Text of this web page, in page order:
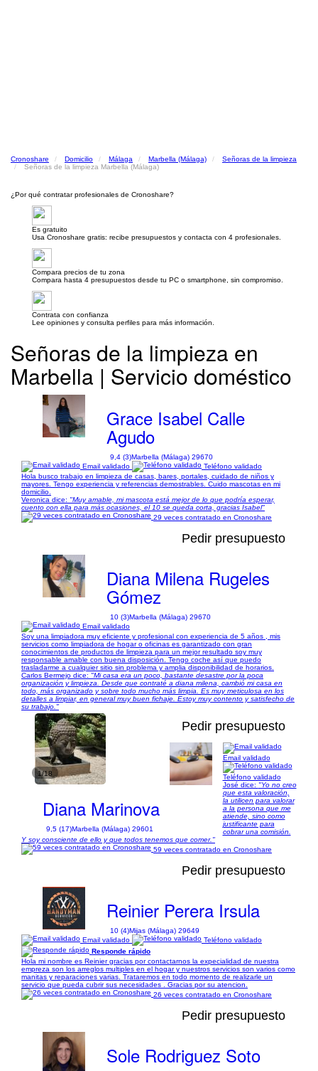
Cronoshare Domicilio Málaga Marbella (Málaga)
Señoras de la limpieza
Señoras de la limpieza Marbella (Málaga)
¿Por qué contratar profesionales de Cronoshare?
Es gratuito
Usa Cronoshare gratis: recibe presupuestos y contacta con 4 profesionales.
Compara precios de tu zona
Compara hasta 4 presupuestos desde tu PC o smartphone, sin compromiso.
Contrata con confianza
Lee opiniones y consulta perfiles para más información.
Señoras de la limpieza en
Marbella | Servicio doméstico
Grace Isabel Calle
Agudo
9,4 (3)Marbella (Málaga) 29670
Email validado
Teléfono validado
Hola busco trabajo en limpieza de casas, bares, portales, cuidado de niños y
mayores. Tengo experiencia y referencias demostrables. Cuido mascotas en mi
domicilio.
Veronica dice: "Muy amable, mi mascota está mejor de lo que podría esperar,
cuento con ella para más ocasiones, el 10 se queda corta, gracias Isabel"
29 veces contratado en Cronoshare
Pedir presupuesto
Diana Milena Rugeles
Gómez
10 (3)Marbella (Málaga) 29670
Email validado
Soy una limpiadora muy eficiente y profesional con experiencia de 5 años , mis
servicios como limpiadora de hogar o oficinas es garantizado con gran
conocimientos de productos de limpieza para un mejor resultado soy muy
responsable amable con buena disposición. Tengo coche así que puedo
trasladarme a cualquier sitio sin problema y amplia disponibilidad de horarios.
Carlos Bermejo dice: "Mi casa era un poco, bastante desastre por la poca
organización y limpieza. Desde que contraté a diana milena, cambió mi casa en
todo, más organizado y sobre todo mucho más limpia. Es muy meticulosa en los
detalles a limpiar, en general muy buen fichaje. Estoy muy contento y satisfecho de
su trabajo."
1/18
Pedir presupuesto
Diana Marinova
9,5 (17)Marbella (Málaga) 29601
Email validado
Teléfono validado
José dice: "Yo no creo
que esta valoración,
la utilicen para valorar
a la persona que me
atiende, sino como
justificante para
cobrar una comisión.
Y soy consciente de ello y que todos tenemos que comer."
59 veces contratado en Cronoshare
Pedir presupuesto
Reinier Perera Irsula
10 (4)Mijas (Málaga) 29649
Email validado
Teléfono validado
Responde rápido
Hola mi nombre es Reinier gracias por contactarnos la expecialidad de nuestra
empreza son los arreglos multiples en el hogar y nuestros servicios son varios como
manitas y reparaciones varias. Trataremos en todo momento de realizarle un
servicio que pueda cubrir sus necesidades . Gracias por su atencion.
26 veces contratado en Cronoshare
Pedir presupuesto
Sole Rodriguez Soto